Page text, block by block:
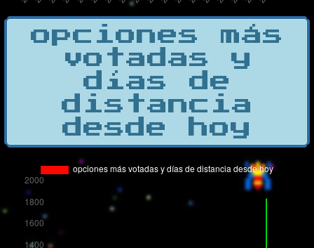
opciones más
votadas y
días de
distancia
desde hoy